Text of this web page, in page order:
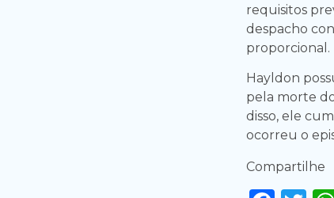
requisitos
despacho
proporcional.
Hayldon
pela morte
disso, ele
ocorreu o
Compartilhe